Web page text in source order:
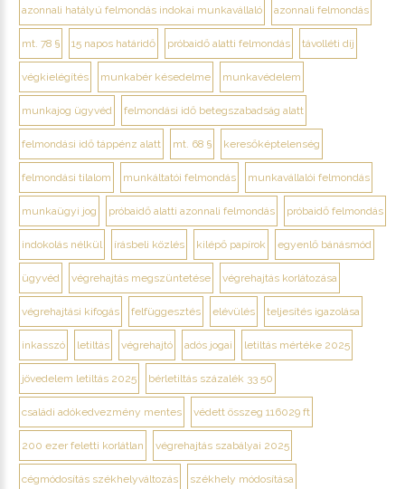
azonnali hatályú felmondás indokai munkavállaló azonnali felmondás
mt. 78 § 15 napos határidő próbaidő alatti felmondás távolléti díj
végkielégítés munkabér késedelme munkavédelem
munkajog ügyvéd felmondási idő betegszabadság alatt
felmondási idő táppénz alatt mt. 68 § keresőképtelenség
felmondási tilalom munkáltatói felmondás munkavállalói felmondás
munkaügyi jog próbaidő alatti azonnali felmondás próbaidő felmondás
indokolás nélkül írásbeli közlés kilépő papírok egyenlő bánásmód
ügyvéd végrehajtás megszüntetése végrehajtás korlátozása
végrehajtási kifogás felfüggesztés elévülés teljesítés igazolása
inkasszó letiltás végrehajtó adós jogai letiltás mértéke 2025
jövedelem letiltás 2025 bérletiltás százalék 33 50
családi adókedvezmény mentes védett összeg 116029 ft
200 ezer feletti korlátlan végrehajtás szabályai 2025
cégmódosítás székhelyváltozás székhely módosítása